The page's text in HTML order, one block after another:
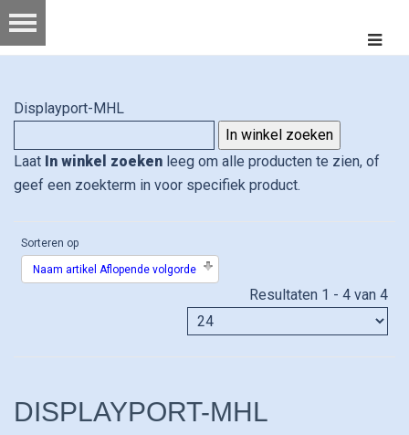
Displayport-MHL
Laat In winkel zoeken leeg om alle producten te zien, of
geef een zoekterm in voor specifiek product.
Sorteren op
Naam artikel Aflopende volgorde
Resultaten 1 - 4 van 4
DISPLAYPORT-MHL